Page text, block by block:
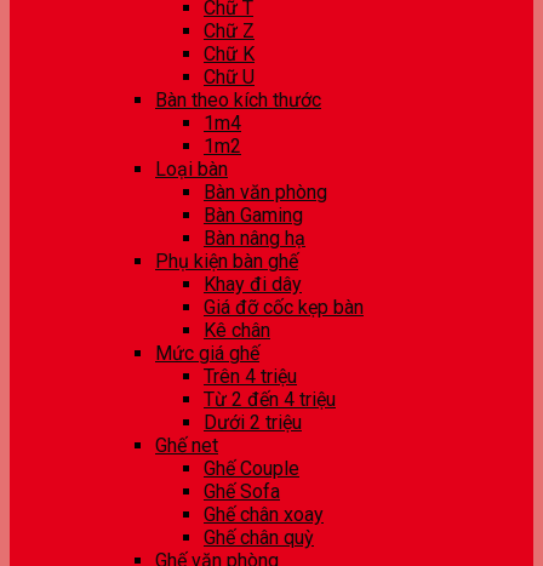
Chữ T
Chữ Z
Chữ K
Chữ U
Bàn theo kích thước
1m4
1m2
Loại bàn
Bàn văn phòng
Bàn Gaming
Bàn nâng hạ
Phụ kiện bàn ghế
Khay đi dây
Giá đỡ cốc kẹp bàn
Kê chân
Mức giá ghế
Trên 4 triệu
Từ 2 đến 4 triệu
Dưới 2 triệu
Ghế net
Ghế Couple
Ghế Sofa
Ghế chân xoay
Ghế chân quỳ
Ghế văn phòng